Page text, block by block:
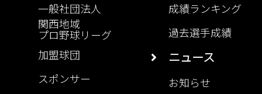
一般社団法人
関西地域
プロ野球リーグ
加盟球団
スポンサー
成績ランキング
過去選手成績
ニュース
お知らせ